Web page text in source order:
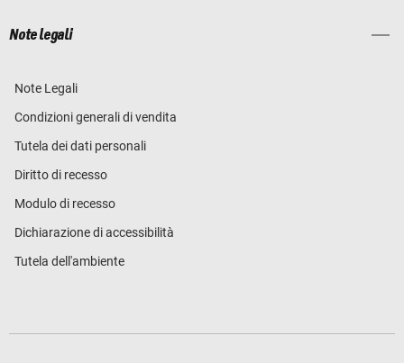
Note legali
Note Legali
Condizioni generali di vendita
Tutela dei dati personali
Diritto di recesso
Modulo di recesso
Dichiarazione di accessibilità
Tutela dell'ambiente